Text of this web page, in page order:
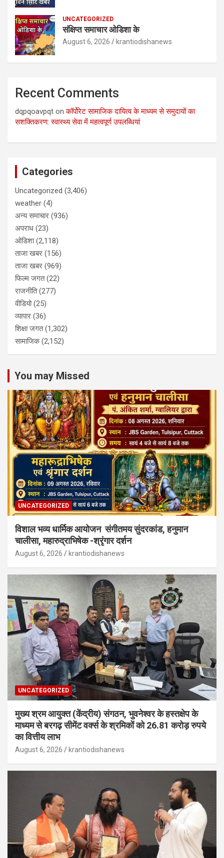
UNCATEGORIZED
संक्षिप्त समाचार ओडिशा के
August 6, 2026 krantiodishanews
Recent Comments
dqpqoavpqt onकॉर्पोरेट सामाजिक दायित्व के माध्यम से समुदायों का
सशक्तिकरण: स्वास्थ्य सेवा में महत्वपूर्ण उपलब्धियां
Categories
Uncategorized (3,406)
weather (4)
अन्य समाचार (936)
अपराध (23)
ओडिशा(2,118)
ताजा खबर (156)
ताजा खबर (969)
फिल्म जगत(22)
राजनीति(277)
वीडियो(25)
व्यापार (36)
शिक्षा जगत(1,302)
सामाजिक(2,152)
You may Missed
UNCATEGORIZED
विशाल भव्य धार्मिक आयोजन संगीतमय सुंदरकांड, हनुमान
चालीसा, महारुद्राभिषेक -श्रृंगार दर्शन
August 6, 2026 krantiodishanews
UNCATEGORIZED
मुख्य श्रम आयुक्त (केंद्रीय) संगठन, भुवनेश्वर के हस्तक्षेप के
माध्यम से बरगढ़ सीमेंट वर्क्स के श्रमिकों को 26.81 करोड़ रुपये
का वित्तीय लाभ
August 6, 2026 krantiodishanews